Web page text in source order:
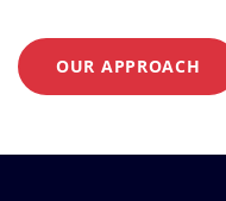
OUR APPROACH